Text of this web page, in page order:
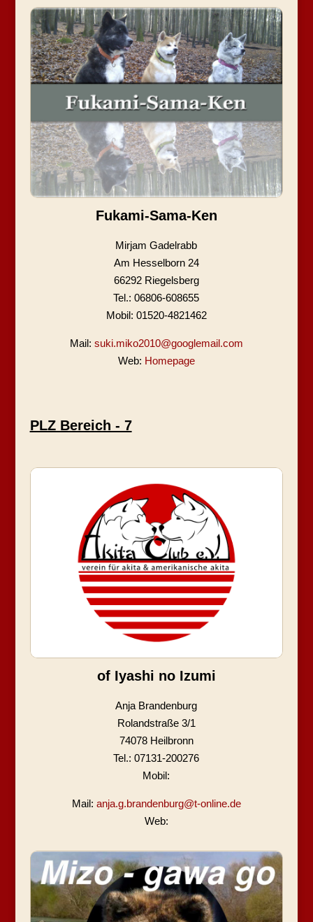
Fukami-Sama-Ken
Mirjam Gadelrabb
Am Hesselborn 24
66292 Riegelsberg
Tel.: 06806-608655
Mobil: 01520-4821462
Mail: suki.miko2010@googlemail.com
Web: Homepage
PLZ Bereich - 7
of Iyashi no Izumi
Anja Brandenburg
Rolandstraße 3/1
74078 Heilbronn
Tel.: 07131-200276
Mobil:
Mail: anja.g.brandenburg@t-online.de
Web: